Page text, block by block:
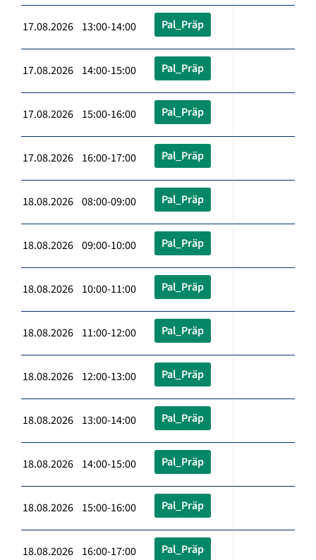
17.08.2026 13:00-14:00 Pal_Präp
17.08.2026 14:00-15:00 Pal_Präp
17.08.2026 15:00-16:00 Pal_Präp
17.08.2026 16:00-17:00 Pal_Präp
18.08.2026 08:00-09:00 Pal_Präp
18.08.2026 09:00-10:00 Pal_Präp
18.08.2026 10:00-11:00 Pal_Präp
18.08.2026 11:00-12:00 Pal_Präp
18.08.2026 12:00-13:00 Pal_Präp
18.08.2026 13:00-14:00 Pal_Präp
18.08.2026 14:00-15:00 Pal_Präp
18.08.2026 15:00-16:00 Pal_Präp
18.08.2026 16:00-17:00 Pal_Präp